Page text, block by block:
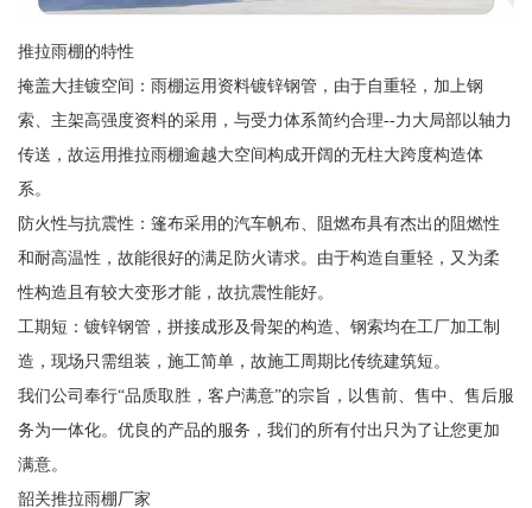
推拉雨棚的特性
掩盖大挂镀空间：雨棚运用资料镀锌钢管，由于自重轻，加上钢
索、主架高强度资料的采用，与受力体系简约合理--力大局部以轴力
传送，故运用推拉雨棚逾越大空间构成开阔的无柱大跨度构造体
系。
防火性与抗震性：篷布采用的汽车帆布、阻燃布具有杰出的阻燃性
和耐高温性，故能很好的满足防火请求。由于构造自重轻，又为柔
性构造且有较大变形才能，故抗震性能好。
工期短：镀锌钢管，拼接成形及骨架的构造、钢索均在工厂加工制
造，现场只需组装，施工简单，故施工周期比传统建筑短。
我们公司奉行“品质取胜，客户满意”的宗旨，以售前、售中、售后服
务为一体化。优良的产品的服务，我们的所有付出只为了让您更加
满意。
韶关推拉雨棚厂家